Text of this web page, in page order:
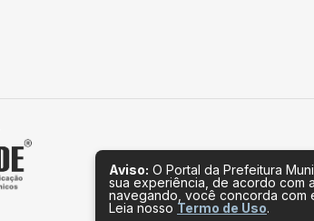
Aviso: O Portal da Prefeitura
sua experiência, de acordo com
navegando, você concorda com
Leia nosso Termo de Uso.